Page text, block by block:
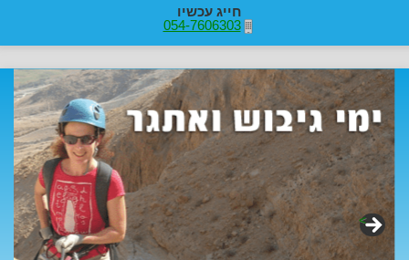
חייג עכשיו
054-7606303
>